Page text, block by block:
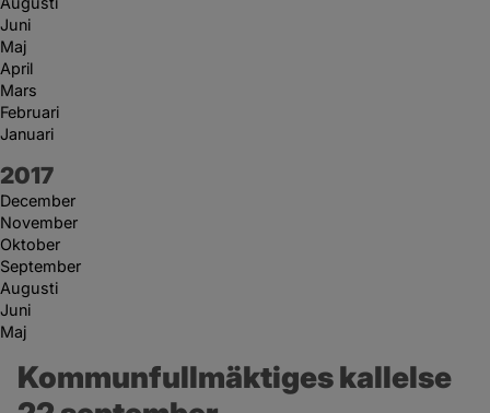
Juni
Maj
April
Mars
Februari
Januari
År:
2017
December
November
Oktober
September
Augusti
Juni
Maj
Kommunfullmäktiges kallelse